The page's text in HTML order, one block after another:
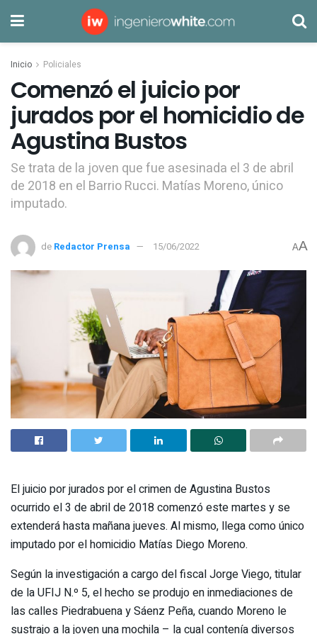
Inicio Policiales
Comenzó el juicio por
jurados por el homicidio de
Agustina Bustos
Se trata de la joven que fue asesinada el 3 de abril
de 2018 en el Barrio Rucci. Matías Moreno, único
imputado.
de Redactor Prensa 15/06/2022 AA
El juicio por jurados por el crimen de Agustina Bustos
ocurrido el 3 de abril de 2018 comenzó este martes y se
extenderá hasta mañana jueves. Al mismo, llega como único
imputado por el homicidio Matías Diego Moreno.
Según la investigación a cargo del fiscal Jorge Viego, titular
de la UFIJ N.º 5, el hecho se produjo en inmediaciones de
las calles Piedrabuena y Sáenz Peña, cuando Moreno le
sustrajo a la joven una mochila – la cual contenía diversos